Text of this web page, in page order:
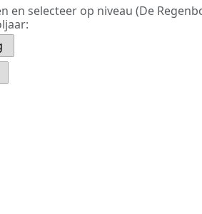
en selecteer op niveau (De